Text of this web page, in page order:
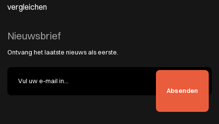
vergleichen
Nieuwsbrief
Ontvang het laatste nieuws als eerste.